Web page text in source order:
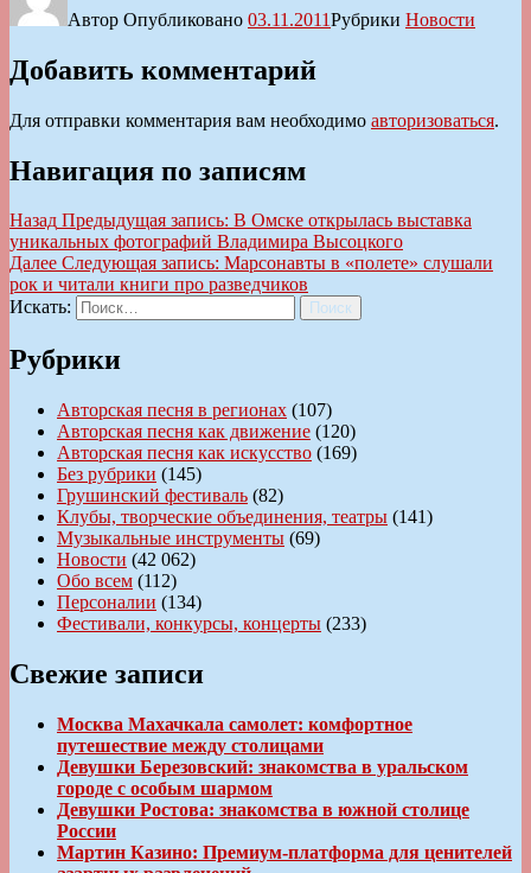
Автор Опубликовано 03.11.2011Рубрики Новости
Добавить комментарий
Для отправки комментария вам необходимо авторизоваться.
Навигация по записям
Назад Предыдущая запись: В Омске открылась выставка
уникальных фотографий Владимира Высоцкого
Далее Следующая запись: Марсонавты в «полете» слушали
рок и читали книги про разведчиков
Искать:
Поиск
Рубрики
Авторская песня в регионах (107)
Авторская песня как движение (120)
Авторская песня как искусство (169)
Без рубрики (145)
Грушинский фестиваль (82)
Клубы, творческие объединения, театры (141)
Музыкальные инструменты (69)
Новости (42 062)
Обо всем (112)
Персоналии (134)
Фестивали, конкурсы, концерты (233)
Свежие записи
Москва Махачкала самолет: комфортное
путешествие между столицами
Девушки Березовский: знакомства в уральском
городе с особым шармом
Девушки Ростова: знакомства в южной столице
России
Мартин Казино: Премиум-платформа для ценителей